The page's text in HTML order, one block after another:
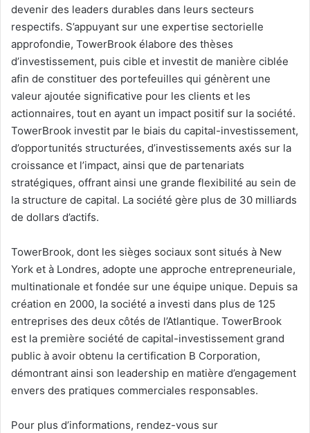
devenir des leaders durables dans leurs secteurs
respectifs. S’appuyant sur une expertise sectorielle
approfondie, TowerBrook élabore des thèses
d’investissement, puis cible et investit de manière ciblée
afin de constituer des portefeuilles qui génèrent une
valeur ajoutée significative pour les clients et les
actionnaires, tout en ayant un impact positif sur la société.
TowerBrook investit par le biais du capital-investissement,
d’opportunités structurées, d’investissements axés sur la
croissance et l’impact, ainsi que de partenariats
stratégiques, offrant ainsi une grande flexibilité au sein de
la structure de capital. La société gère plus de 30 milliards
de dollars d’actifs.
TowerBrook, dont les sièges sociaux sont situés à New
York et à Londres, adopte une approche entrepreneuriale,
multinationale et fondée sur une équipe unique. Depuis sa
création en 2000, la société a investi dans plus de 125
entreprises des deux côtés de l’Atlantique. TowerBrook
est la première société de capital-investissement grand
public à avoir obtenu la certification B Corporation,
démontrant ainsi son leadership en matière d’engagement
envers des pratiques commerciales responsables.
Pour plus d’informations, rendez-vous sur